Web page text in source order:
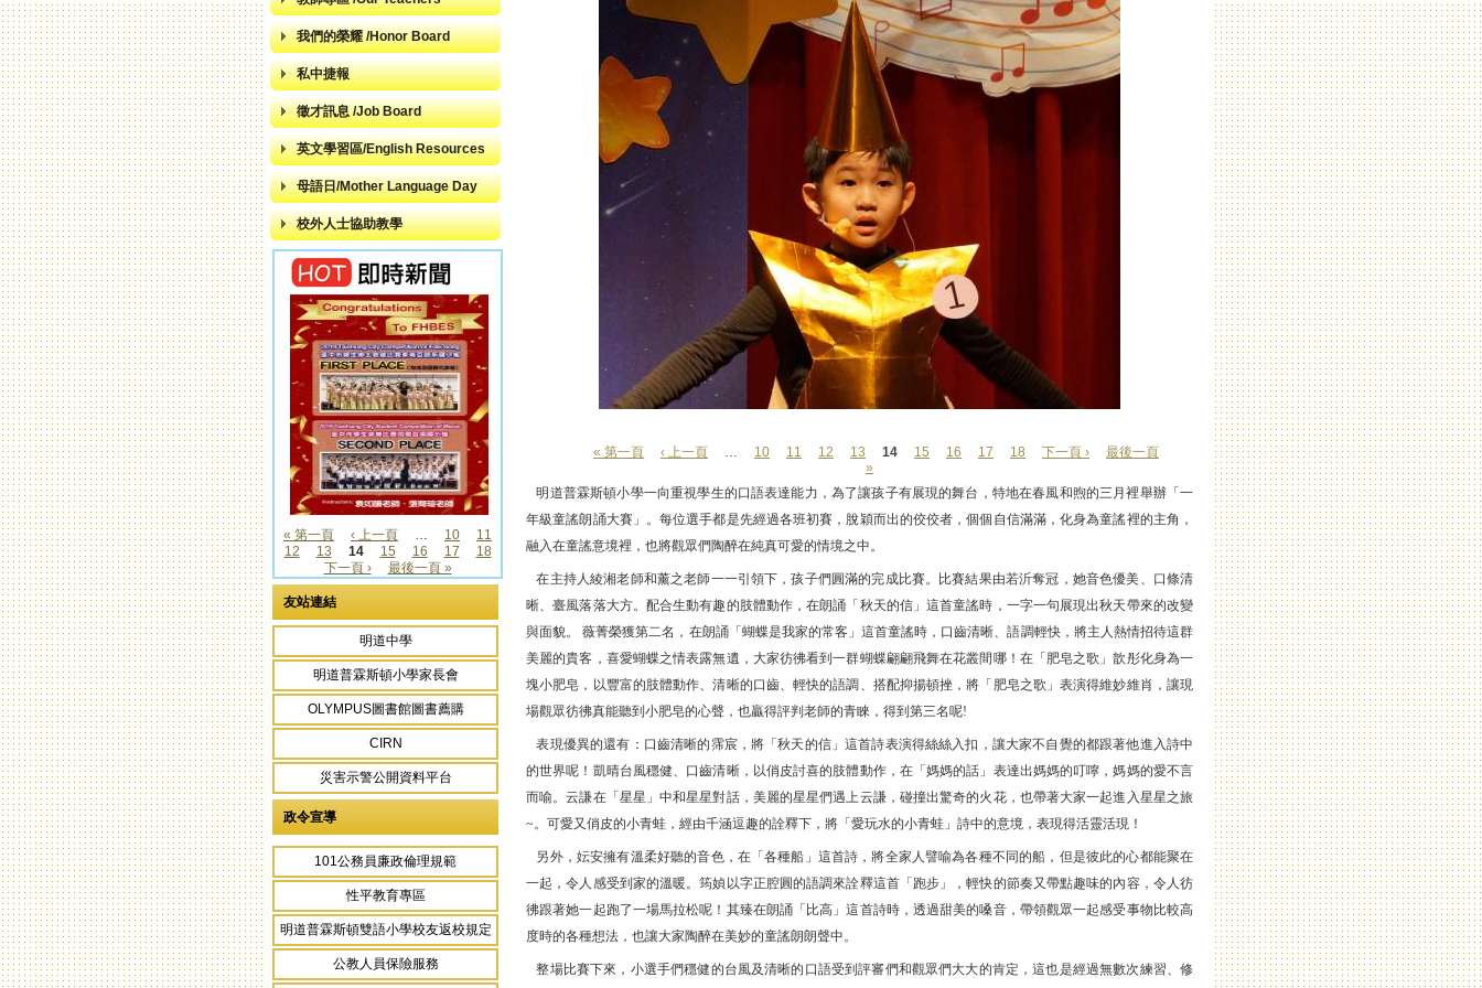
我們的榮耀 /Honor Board
私中捷報
徵才訊息 /Job Board
英文學習區/English Resources
母語日/Mother Language Day
校外人士協助教學
頁面
« 第一頁 ‹ 上一頁 … 10
11
12
13 14 15 16 17
18
下一頁 ›
最後一頁 »
友站連結
明道中學
明道普霖斯頓小學家長會
OLYMPUS圖書館圖書薦購
CIRN
災害示警公開資料平台
政令宣導
101公務員廉政倫理規範
性平教育專區
明道普霖斯頓雙語小學校友返校規定
公教人員保險服務
頁面
« 第一頁 ‹ 上一頁 10 11 12 13 14 15 16 17 18 下一頁 ›
最後一頁
»
明道普霖斯頓小學一向重視學生的口語表達能力，為了讓孩子有展現的舞台，特地在春風和煦的三月裡舉辦「一
年級童謠朗誦大賽」。每位選手都是先經過各班初賽，脫穎而出的佼佼者，個個自信滿滿，化身為童謠裡的主角，
融入在童謠意境裡，也將觀眾們陶醉在純真可愛的情境之中。
在主持人綾湘老師和薰之老師一一引領下，孩子們圓滿的完成比賽。比賽結果由若沂奪冠，她音色優美、口條清
晰、臺風落落大方。配合生動有趣的肢體動作，在朗誦「秋天的信」這首童謠時，一字一句展現出秋天帶來的改變
與面貌。 薇菁榮獲第二名，在朗誦「蝴蝶是我家的常客」這首童謠時，口齒清晰、語調輕快，將主人熱情招待這群
美麗的貴客，喜愛蝴蝶之情表露無遺，大家彷彿看到一群蝴蝶翩翩飛舞在花叢間哪！在「肥皂之歌」歆彤化身為一
塊小肥皂，以豐富的肢體動作、清晰的口齒、輕快的語調、搭配抑揚頓挫，將「肥皂之歌」表演得維妙維肖，讓現
場觀眾彷彿真能聽到小肥皂的心聲，也贏得評判老師的青睞，得到第三名呢!
表現優異的還有：口齒清晰的霈宸，將「秋天的信」這首詩表演得絲絲入扣，讓大家不自覺的都跟著他進入詩中
的世界呢！凱晴台風穩健、口齒清晰，以俏皮討喜的肢體動作，在「媽媽的話」表達出媽媽的叮嚀，媽媽的愛不言
而喻。云謙在「星星」中和星星對話，美麗的星星們遇上云謙，碰撞出驚奇的火花，也帶著大家一起進入星星之旅
~。可愛又俏皮的小青蛙，經由千涵逗趣的詮釋下，將「愛玩水的小青蛙」詩中的意境，表現得活靈活現！
另外，妘安擁有溫柔好聽的音色，在「各種船」這首詩，將全家人譬喻為各種不同的船，但是彼此的心都能聚在
一起，令人感受到家的溫暖。筠媜以字正腔圓的語調來詮釋這首「跑步」，輕快的節奏又帶點趣味的內容，令人彷
彿跟著她一起跑了一場馬拉松呢！其臻在朗誦「比高」這首詩時，透過甜美的嗓音，帶領觀眾一起感受事物比較高
度時的各種想法，也讓大家陶醉在美妙的童謠朗朗聲中。
整場比賽下來，小選手們穩健的台風及清晰的口語受到評審們和觀眾們大大的肯定，這也是經過無數次練習、修